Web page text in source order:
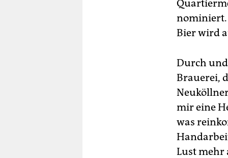
nominiert.
Bier wird
Durch
Brauerei,
mir eine
was
Lust mehr